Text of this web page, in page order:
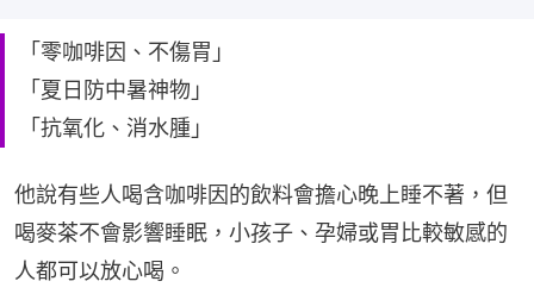
「零咖啡因、不傷胃」
「夏日防中暑神物」
「抗氧化、消水腫」
他說有些人喝含咖啡因的飲料會擔心晚上睡不著，但
喝麥茶不會影響睡眠，小孩子、孕婦或胃比較敏感的
人都可以放心喝。